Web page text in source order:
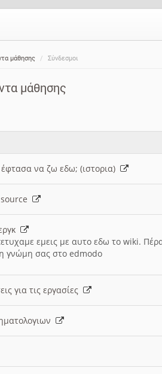
μάθησης Σύνδεσμοι
μάθησης
να ζω εδω; (ιστορια)
source
εμεις με αυτο εδω το wiki.
γνώμη σας στο edmodo
για τις εργασίες